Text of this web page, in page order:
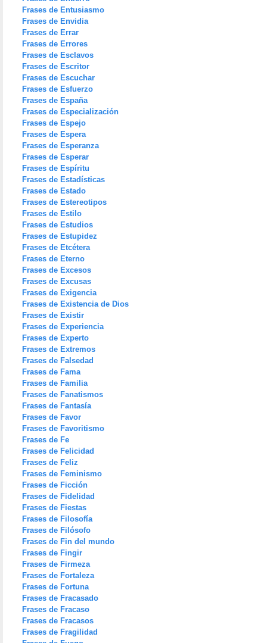
Frases de Entusiasmo
Frases de Envidia
Frases de Errar
Frases de Errores
Frases de Esclavos
Frases de Escritor
Frases de Escuchar
Frases de Esfuerzo
Frases de España
Frases de Especialización
Frases de Espejo
Frases de Espera
Frases de Esperanza
Frases de Esperar
Frases de Espíritu
Frases de Estadísticas
Frases de Estado
Frases de Estereotipos
Frases de Estilo
Frases de Estudios
Frases de Estupidez
Frases de Etcétera
Frases de Eterno
Frases de Excesos
Frases de Excusas
Frases de Exigencia
Frases de Existencia de Dios
Frases de Existir
Frases de Experiencia
Frases de Experto
Frases de Extremos
Frases de Falsedad
Frases de Fama
Frases de Familia
Frases de Fanatismos
Frases de Fantasía
Frases de Favor
Frases de Favoritismo
Frases de Fe
Frases de Felicidad
Frases de Feliz
Frases de Feminismo
Frases de Ficción
Frases de Fidelidad
Frases de Fiestas
Frases de Filosofía
Frases de Filósofo
Frases de Fin del mundo
Frases de Fingir
Frases de Firmeza
Frases de Fortaleza
Frases de Fortuna
Frases de Fracasado
Frases de Fracaso
Frases de Fracasos
Frases de Fragilidad